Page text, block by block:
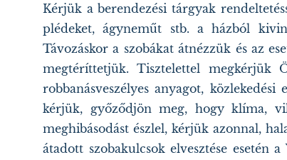
Kérjük a berendezési tárgyak
plédeket, ágyneműt stb. a házból
Távozáskor a szobákat átnézzük és az
megtéríttetjük. Tisztelettel megkérjük
robbanásveszélyes anyagot,
kérjük, győződjön meg, hogy klíma,
meghibásodást észlel, kérjük azonnal,
átadott szobakulcsok elvesztése esetén